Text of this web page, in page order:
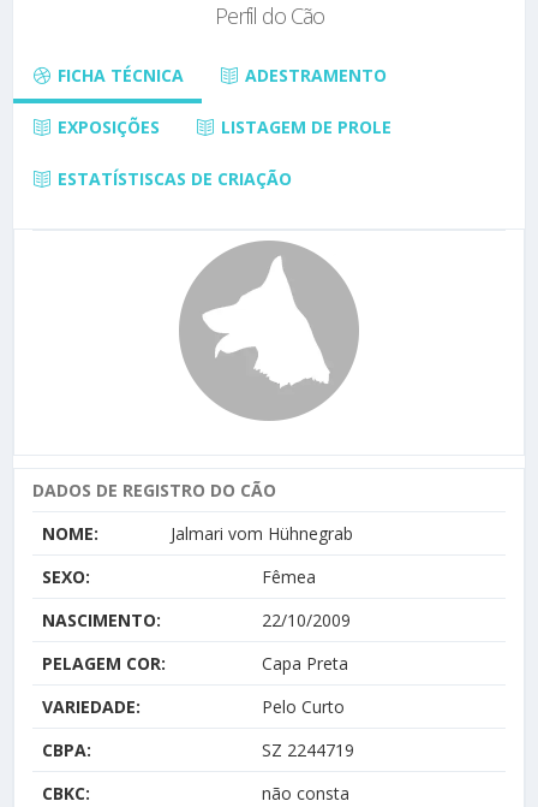
Perfil do Cão
FICHA TÉCNICA ADESTRAMENTO
EXPOSIÇÕES LISTAGEM DE PROLE
ESTATÍSTISCAS DE CRIAÇÃO
DADOS DE REGISTRO DO CÃO
NOME:
Jalmari vom Hühnegrab
SEXO:
Fêmea
NASCIMENTO:
22/10/2009
PELAGEM COR:
Capa Preta
VARIEDADE:
Pelo Curto
CBPA:
SZ 2244719
CBKC:
não consta